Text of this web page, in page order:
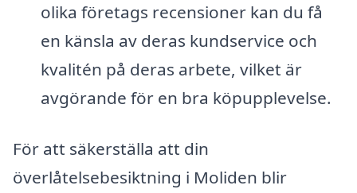
olika företags recensioner kan du få
en känsla av deras kundservice och
kvalitén på deras arbete, vilket är
avgörande för en bra köpupplevelse.
För att säkerställa att din
överlåtelsebesiktning i Moliden blir